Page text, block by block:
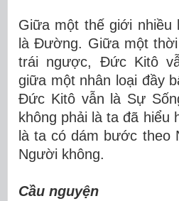
Giữa một thế giới nhiều
là Đường. Giữa một
trái ngược, Đức Kitô
giữa một nhân loại đầy
Đức Kitô vẫn là Sự
không phải là ta đã hiểu
là ta có dám bước theo
Người không.
Cầu nguyện